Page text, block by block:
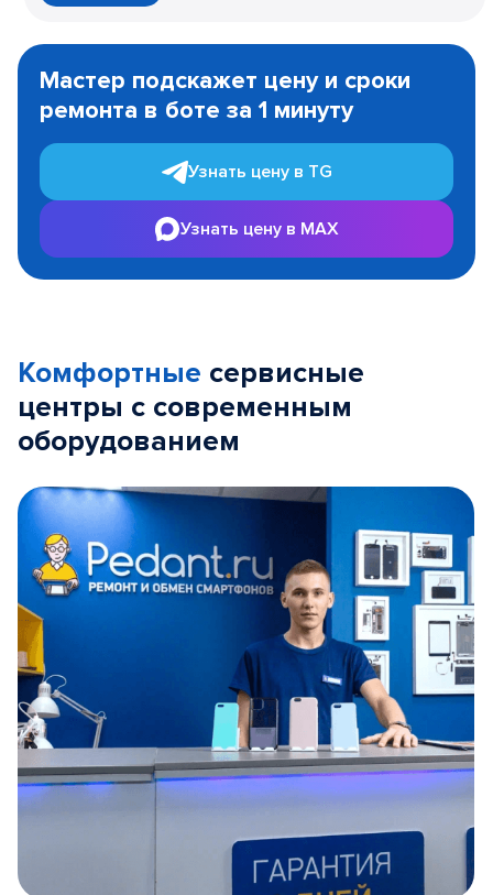
1
Мастер подскажет цену и сроки
ремонта в боте за 1 минуту
Узнать цену в TG
Узнать цену в MAX
Комфортные сервисные
центры с современным
оборудованием